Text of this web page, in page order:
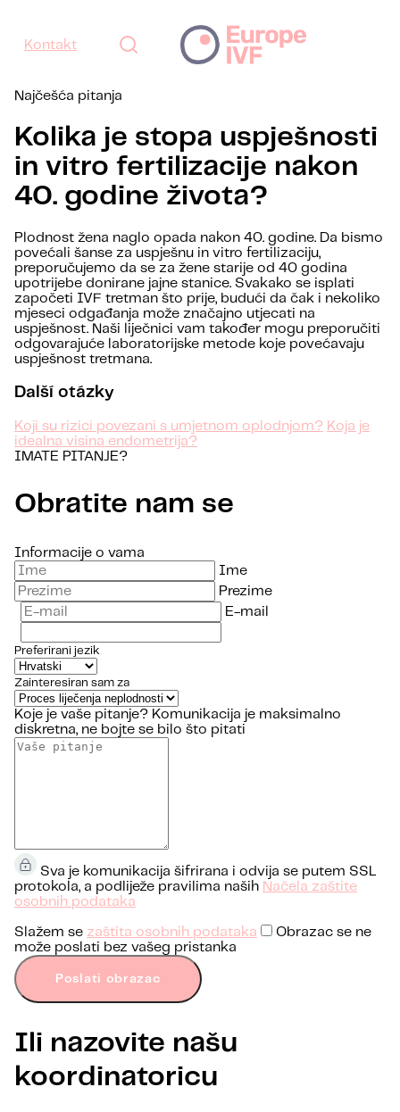
Kontakt
Najčešća pitanja
Kolika je stopa uspješnosti
in vitro fertilizacije nakon
40. godine života?
Plodnost žena naglo opada nakon 40. godine. Da bismo
povećali šanse za uspješnu in vitro fertilizaciju,
preporučujemo da se za žene starije od 40 godina
upotrijebe donirane jajne stanice. Svakako se isplati
započeti IVF tretman što prije, budući da čak i nekoliko
mjeseci odgađanja može značajno utjecati na
uspješnost. Naši liječnici vam također mogu preporučiti
odgovarajuće laboratorijske metode koje povećavaju
uspješnost tretmana.
Další otázky
Koji su rizici povezani s umjetnom oplodnjom? Koja je
idealna visina endometrija?
IMATE PITANJE?
Obratite nam se
Informacije o vama
Ime
Prezime
E-mail
Preferirani jezik
Zainteresiran sam za
Koje je vaše pitanje? Komunikacija je maksimalno
diskretna, ne bojte se bilo što pitati
Sva je komunikacija šifrirana i odvija se putem SSL
protokola, a podliježe pravilima naših Načela zaštite
osobnih podataka
Slažem se zaštita osobnih podataka
Obrazac se ne
može poslati bez vašeg pristanka
Poslati obrazac
Ili nazovite našu
koordinatoricu